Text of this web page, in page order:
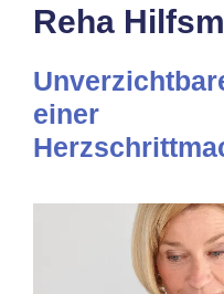
Reha
einer